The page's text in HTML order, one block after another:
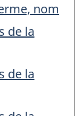
nom
de la
de la